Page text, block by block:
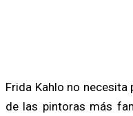
Frida Kahlo no necesita
de las pintoras más